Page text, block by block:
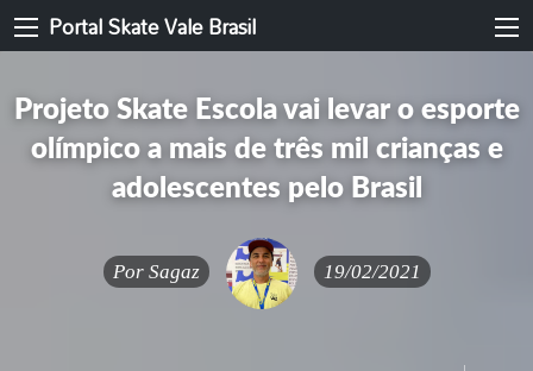
Portal Skate Vale Brasil
Projeto Skate Escola vai levar o esporte
olímpico a mais de três mil crianças e
adolescentes pelo Brasil
Por Sagaz 19/02/2021